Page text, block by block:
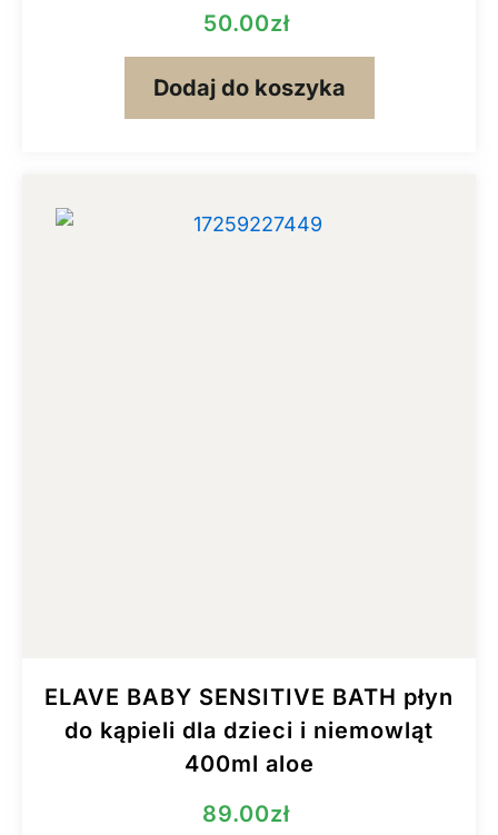
50.00zł
Dodaj do koszyka
ELAVE BABY SENSITIVE BATH płyn
do kąpieli dla dzieci i niemowląt
400ml aloe
89.00zł